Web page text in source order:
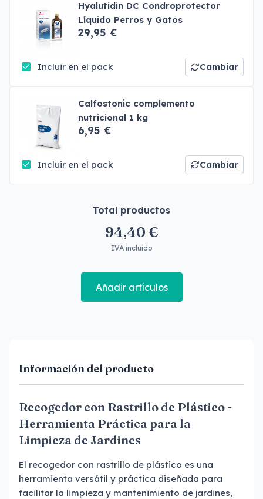
Hyalutidin DC Condroprotector
Líquido Perros y Gatos
29,95 €
Incluir en el pack Cambiar
Calfostonic complemento
nutricional 1 kg
6,95 €
Incluir en el pack Cambiar
Total productos
94,40 €
IVA incluido
Añadir artículos
Información del producto
Recogedor con Rastrillo de Plástico -
Herramienta Práctica para la
Limpieza de Jardines
El recogedor con rastrillo de plástico es una
herramienta versátil y práctica diseñada para
facilitar la limpieza y mantenimiento de jardines,